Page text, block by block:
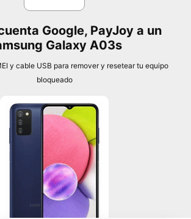
Google, PayJoy a un
Galaxy A03s
y cable USB para remover y resetear tu equipo
bloqueado